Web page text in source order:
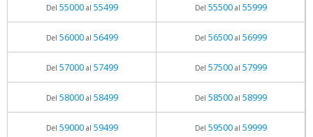
Del 55000al 55499 Del 55500al 55999
Del 56000al 56499 Del 56500al 56999
Del 57000al 57499 Del 57500al 57999
Del 58000al 58499 Del 58500al 58999
Del 59000al 59499 Del 59500al 59999